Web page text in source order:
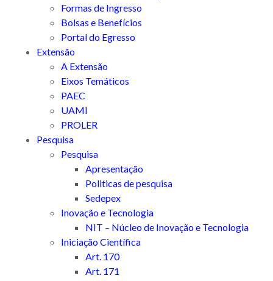
Formas de Ingresso
Bolsas e Benefícios
Portal do Egresso
Extensão
A Extensão
Eixos Temáticos
PAEC
UAMI
PROLER
Pesquisa
Pesquisa
Apresentação
Politicas de pesquisa
Sedepex
Inovação e Tecnologia
NIT – Núcleo de Inovação e Tecnologia
Iniciação Científica
Art. 170
Art. 171